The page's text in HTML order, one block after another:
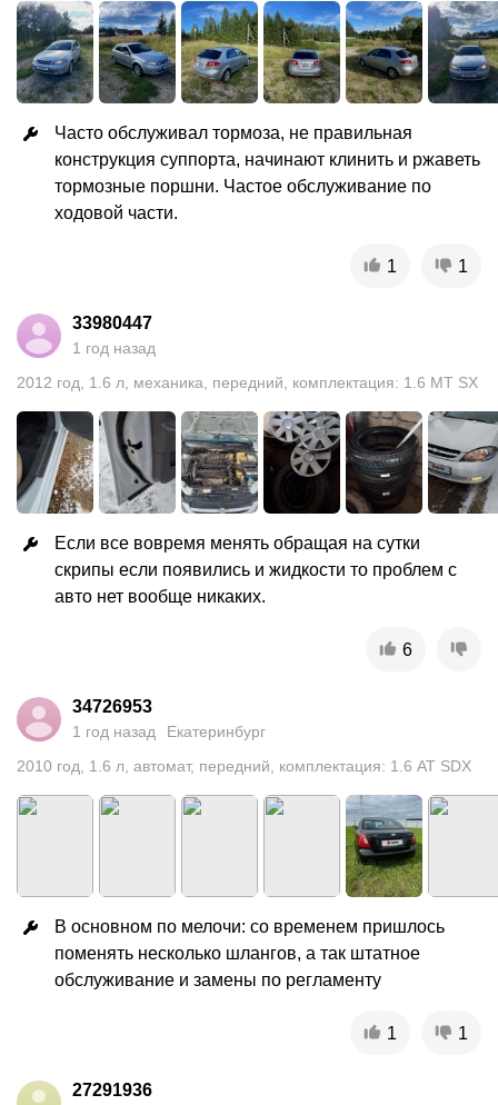
Часто обслуживал тормоза, не правильная
конструкция суппорта, начинают клинить и ржаветь
тормозные поршни. Частое обслуживание по
ходовой части.
1 1
33980447
1 год назад
2012 год 1.6 л механика передний комплектация: 1.6 MT SX
Если все вовремя менять обращая на сутки
скрипы если появились и жидкости то проблем с
авто нет вообще никаких.
6
34726953
1 год назад
Екатеринбург
2010 год 1.6 л автомат, передний комплектация: 1.6 AT SDX
В основном по мелочи: со временем пришлось
поменять несколько шлангов, а так штатное
обслуживание и замены по регламенту
1 1
27291936